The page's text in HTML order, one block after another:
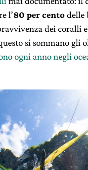
l’80 per centodelle
dei coralli
si sommano gli
ogni anno negli